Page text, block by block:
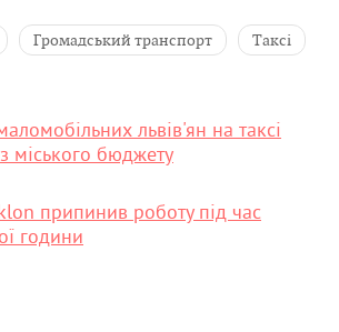
Громадський транспорт Таксі
львів'ян на таксі
міського бюджету
припинив роботу під час
години